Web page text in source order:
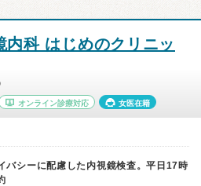
内科 はじめのクリニッ
オンライン診療対応 女医在籍
バシーに配慮した内視鏡検査。平日17時